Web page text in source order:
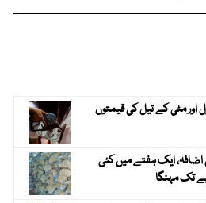
اور مٹی کے تیل کی قیمتوں
ایک ہفتے میں کئی